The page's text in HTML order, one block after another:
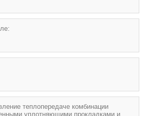
теплопередаче комбинации
уплотняющими прокладками и